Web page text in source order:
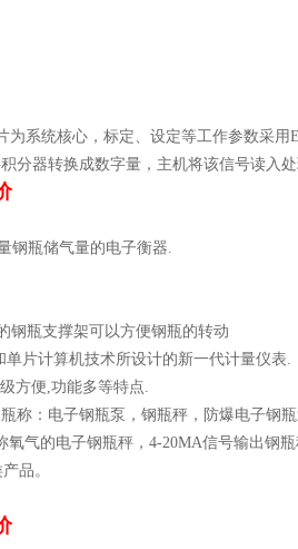
系统核心，标定、设定等工作参数采用
分器转换成数字量，主机将该信号读入
钢瓶储气量的电子衡器.
钢瓶支撑架可以方便钢瓶的转动
片计算机技术所设计的新一代计量仪表.
方便,功能多等特点.
称：电子钢瓶泵，钢瓶秤，防爆电子钢
气的电子钢瓶秤，4-20MA信号输出钢
品。